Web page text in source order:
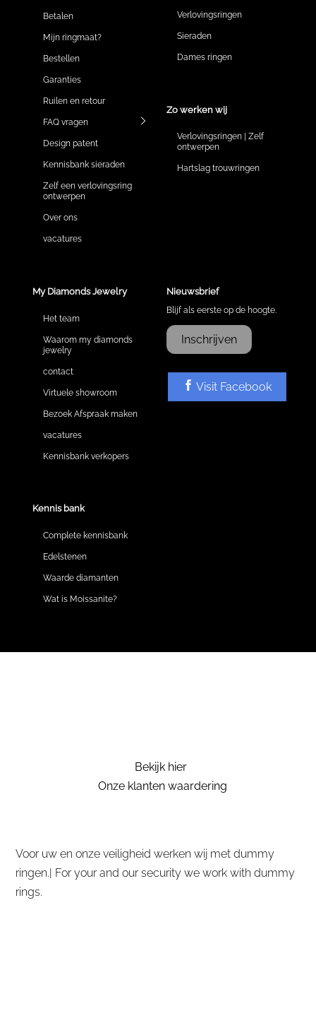
Betalen
Mijn ringmaat?
Bestellen
Garanties
Ruilen en retour
FAQ vragen
Design patent
Kennisbank sieraden
Zelf een verlovingsring
ontwerpen
Over ons
vacatures
Verlovingsringen
Sieraden
Dames ringen
Zo werken wij
Verlovingsringen | Zelf
ontwerpen
Hartslag trouwringen
My Diamonds Jewelry
Het team
Waarom my diamonds
jewelry
contact
Virtuele showroom
Bezoek Afspraak maken
vacatures
Kennisbank verkopers
Kennis bank
Complete kennisbank
Edelstenen
Waarde diamanten
Wat is Moissanite?
Nieuwsbrief
Blijf als eerste op de hoogte.
Inschrijven
Visit Facebook
Bekijk hier
Onze klanten waardering
Voor uw en onze veiligheid werken wij met dummy
ringen.| For your and our security we work with dummy
rings.